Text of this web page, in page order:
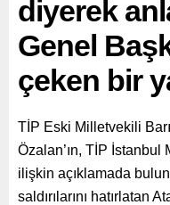
diyerek
Genel
çeken bir
TİP Eski Milletvekili
Özalan’ın, TİP İstanbul
ilişkin açıklamada
saldırılarını hatırlatan